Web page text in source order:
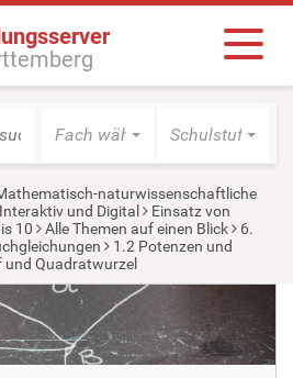
Fach wählen Schulstufe
naturwissenschaftliche
Interaktiv und Digital
Einsatz von
10 Alle Themen auf einen Blick
6.
1.2 Potenzen und
und Quadratwurzel